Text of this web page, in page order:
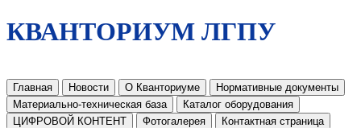
КВАНТОРИУМ ЛГПУ
Главная Новости О Кванториуме
Нормативные документы
Материально-техническая база
Каталог оборудования
ЦИФРОВОЙ КОНТЕНТ
Фотогалерея Контактная страница